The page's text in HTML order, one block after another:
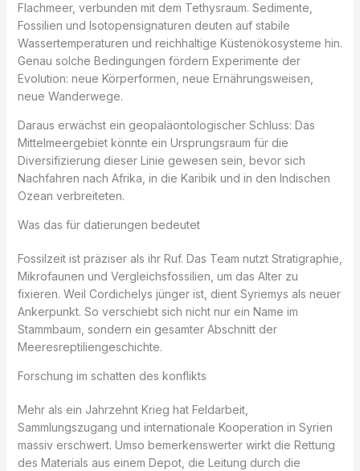
Flachmeer, verbunden mit dem Tethysraum. Sedimente,
Fossilien und Isotopensignaturen deuten auf stabile
Wassertemperaturen und reichhaltige Küstenökosysteme hin.
Genau solche Bedingungen fördern Experimente der
Evolution: neue Körperformen, neue Ernährungsweisen,
neue Wanderwege.
Daraus erwächst ein geopaläontologischer Schluss: Das
Mittelmeergebiet könnte ein Ursprungsraum für die
Diversifizierung dieser Linie gewesen sein, bevor sich
Nachfahren nach Afrika, in die Karibik und in den Indischen
Ozean verbreiteten.
Was das für datierungen bedeutet
Fossilzeit ist präziser als ihr Ruf. Das Team nutzt Stratigraphie,
Mikrofaunen und Vergleichsfossilien, um das Alter zu
fixieren. Weil Cordichelys jünger ist, dient Syriemys als neuer
Ankerpunkt. So verschiebt sich nicht nur ein Name im
Stammbaum, sondern ein gesamter Abschnitt der
Meeresreptiliengeschichte.
Forschung im schatten des konflikts
Mehr als ein Jahrzehnt Krieg hat Feldarbeit,
Sammlungszugang und internationale Kooperation in Syrien
massiv erschwert. Umso bemerkenswerter wirkt die Rettung
des Materials aus einem Depot, die Leitung durch die